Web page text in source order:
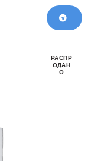
РАСПР
ОДАН
О